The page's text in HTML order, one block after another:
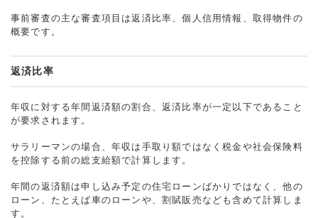
事前審査の主な審査項目は返済比率、個人信用情報、取得物件の
概要です。
返済比率
年収に対する年間返済額の割合、返済比率が一定以下であること
が要求されます。
サラリーマンの場合、年収は手取り額ではなく税金や社会保険料
を控除する前の総支給額で計算します。
年間の返済額は申し込み予定の住宅ローンばかりではなく、他の
ローン、たとえば車のローンや、割賦販売なども含めて計算しま
す。